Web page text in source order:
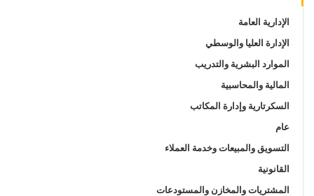
الإدارية العامة
الإدارة العليا والوسطي
الموارد البشرية والتدريب
المالية والمحاسبية
السكرتارية وإدارة المكاتب
عام
التسويق والمبيعات وخدمة العملاء
القانونية
المشتريات والمخازن والمستودعات